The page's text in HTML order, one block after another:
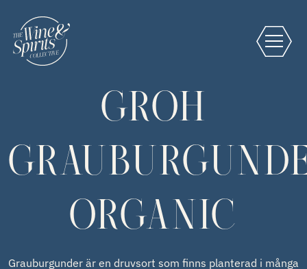
GROH
ORGANIC
Grauburgunder är en druvsort som finns planterad i många